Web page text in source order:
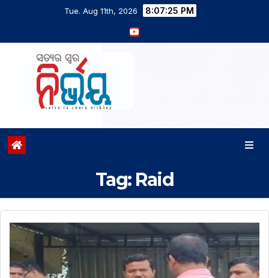
Tue. Aug 11th, 2026 8:07:27 PM
Tag: Raid